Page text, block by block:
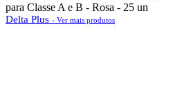
para Classe A e B - Rosa - 25 un
Delta Plus - Ver mais produtos